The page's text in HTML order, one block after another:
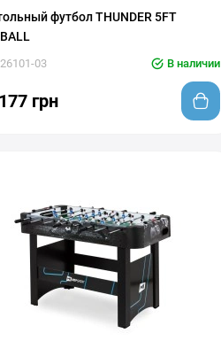
футбол THUNDER 5FT
03 В наличии
грн